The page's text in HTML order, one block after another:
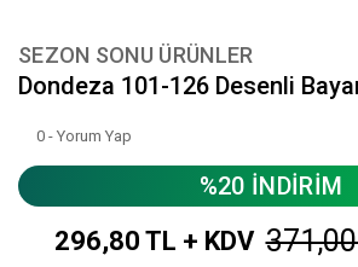
SEZON SONU ÜRÜNLER
Dondeza 101-126 Desenli
0 - Yorum Yap
%20 İNDİRİM
296,80 TL + KDV